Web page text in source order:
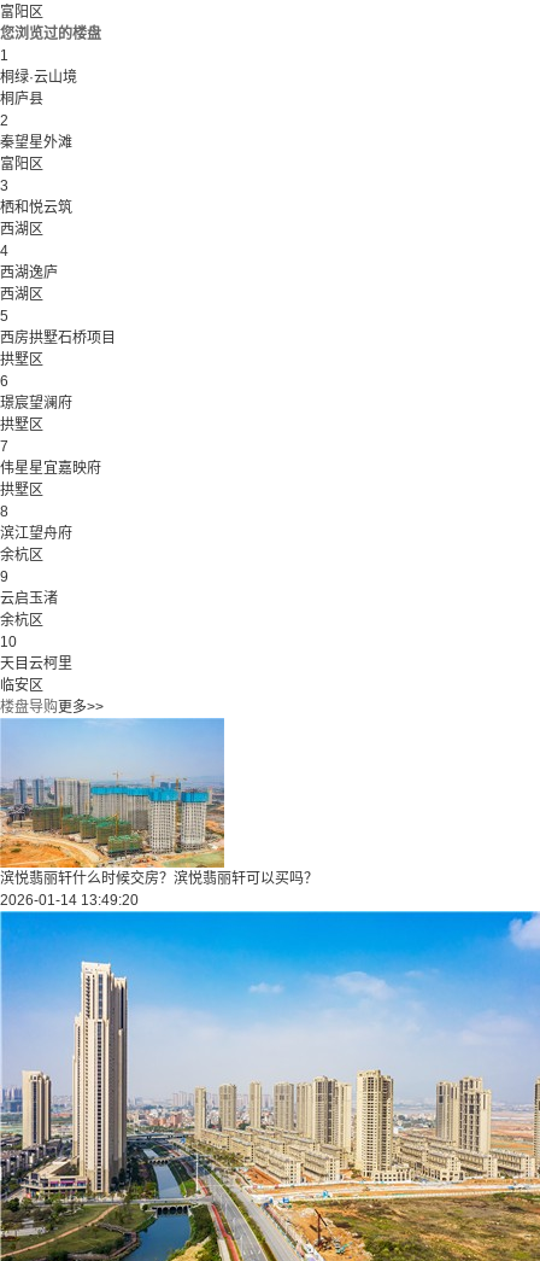
富阳区
您浏览过的楼盘
1
桐绿·云山境
桐庐县
2
秦望星外滩
富阳区
3
栖和悦云筑
西湖区
4
西湖逸庐
西湖区
5
西房拱墅石桥项目
拱墅区
6
璟宸望澜府
拱墅区
7
伟星星宜嘉映府
拱墅区
8
滨江望舟府
余杭区
9
云启玉渚
余杭区
10
天目云柯里
临安区
楼盘导购更多>>
滨悦翡丽轩什么时候交房？滨悦翡丽轩可以买吗？
2026-01-14 13:49:20